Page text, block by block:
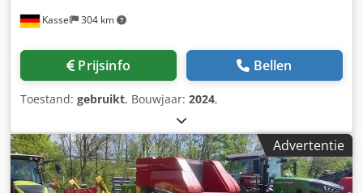
Kassel 304 km
Prijsinfo Bellen
Toestand: gebruikt, Bouwjaar: 2024,
Advertentie